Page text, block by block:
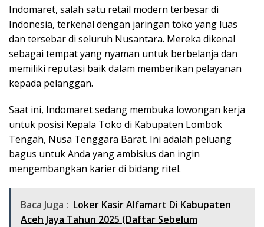
Indomaret, salah satu retail modern terbesar di
Indonesia, terkenal dengan jaringan toko yang luas
dan tersebar di seluruh Nusantara. Mereka dikenal
sebagai tempat yang nyaman untuk berbelanja dan
memiliki reputasi baik dalam memberikan pelayanan
kepada pelanggan.
Saat ini, Indomaret sedang membuka lowongan kerja
untuk posisi Kepala Toko di Kabupaten Lombok
Tengah, Nusa Tenggara Barat. Ini adalah peluang
bagus untuk Anda yang ambisius dan ingin
mengembangkan karier di bidang ritel.
Baca Juga : Loker Kasir Alfamart Di Kabupaten
Aceh Jaya Tahun 2025 (Daftar Sebelum